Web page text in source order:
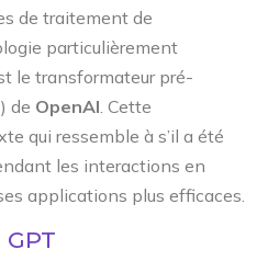
de traitement de
particulièrement
le transformateur pré-
de OpenAI . Cette
qui ressemble à s’il a été
les interactions en
applications plus efficaces.